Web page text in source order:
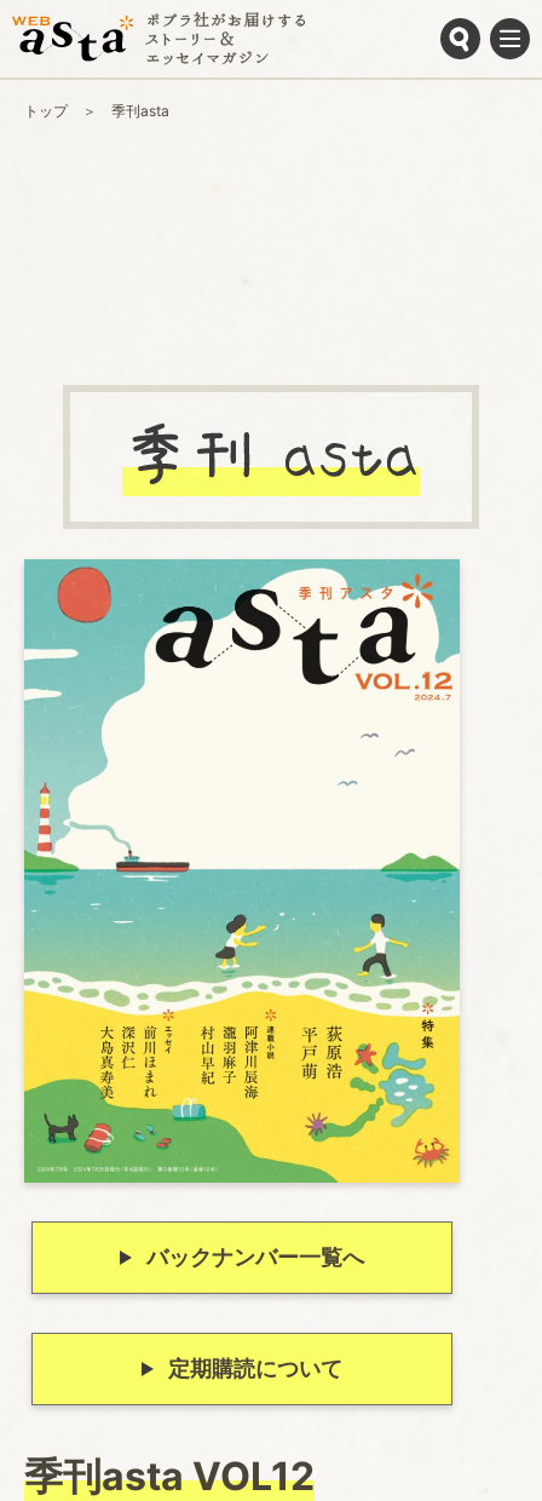
トップ 季刊asta
バックナンバー一覧へ
定期購読について
季刊asta VOL12